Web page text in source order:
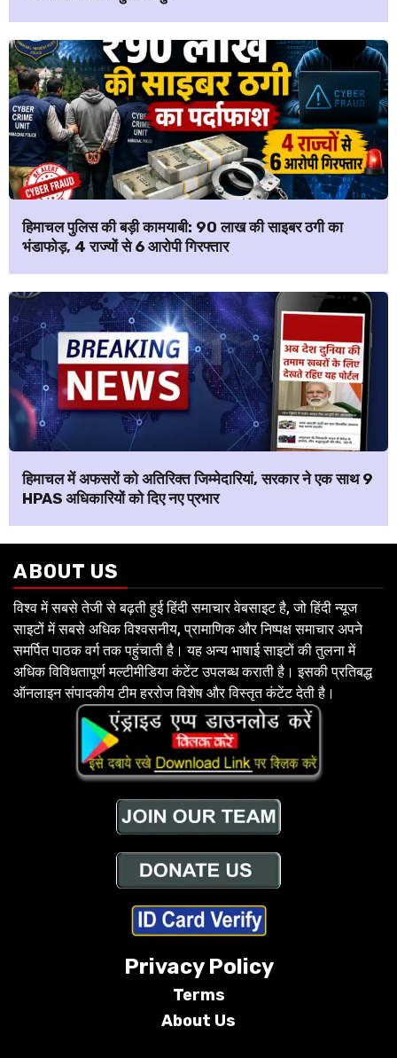
हिमाचल पुलिस की बड़ी कामयाबी: ₹90 लाख की साइबर ठगी का
भंडाफोड़, 4 राज्यों से 6 आरोपी गिरफ्तार
हिमाचल में अफसरों को अतिरिक्त जिम्मेदारियां, सरकार ने एक साथ 9
HPAS अधिकारियों को दिए नए प्रभार
ABOUT US
विश्व में सबसे तेजी से बढ़ती हुई हिंदी समाचार वेबसाइट है, जो हिंदी न्यूज
साइटों में सबसे अधिक विश्वसनीय, प्रामाणिक और निष्पक्ष समाचार अपने
समर्पित पाठक वर्ग तक पहुंचाती है। यह अन्य भाषाई साइटों की तुलना में
अधिक विविधतापूर्ण मल्टीमीडिया कंटेंट उपलब्ध कराती है। इसकी प्रतिबद्ध
ऑनलाइन संपादकीय टीम हररोज विशेष और विस्तृत कंटेंट देती है।
Privacy Policy
Terms
About Us